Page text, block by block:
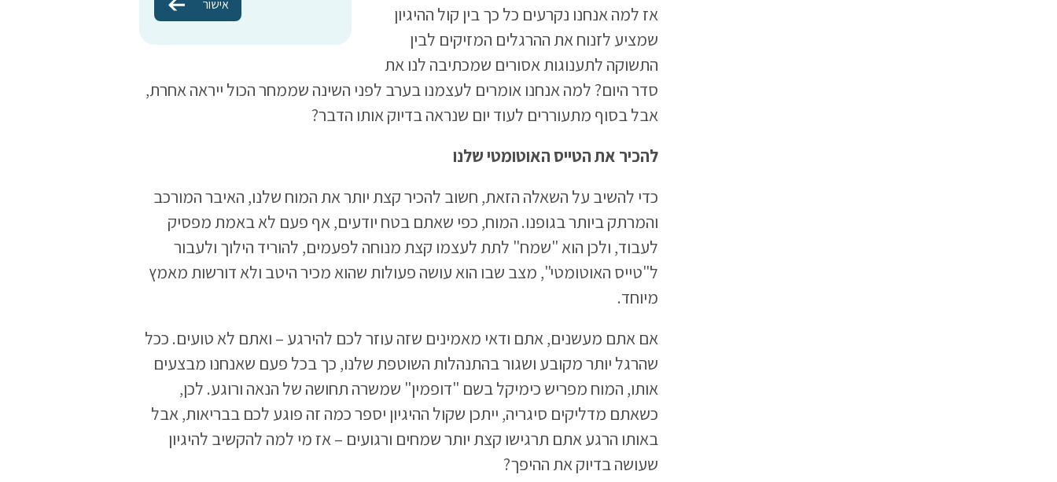
אז למה אנחנו נקרעים כל כך בין קול ההיגיון
שמציע לזנוח את ההרגלים המזיקים לבין
התשוקה לתענוגות אסורים שמכתיבה לנו את
סדר היום? למה אנחנו אומרים לעצמנו בערב לפני השינה שממחר הכול ייראה אחרת,
אבל בסוף מתעוררים לעוד יום שנראה בדיוק אותו הדבר?
להכיר את הטייס האוטומטי שלנו
כדי להשיב על השאלה הזאת, חשוב להכיר קצת יותר את המוח שלנו, האיבר המורכב
והמרתק ביותר בגופנו. המוח, כפי שאתם בטח יודעים, אף פעם לא באמת מפסיק
לעבוד, ולכן הוא "שמח" לתת לעצמו קצת מנוחה לפעמים, להוריד הילוך ולעבור
ל"טייס האוטומטי", מצב שבו הוא עושה פעולות שהוא מכיר היטב ולא דורשות מאמץ
מיוחד.
אם אתם מעשנים, אתם ודאי מאמינים שזה עוזר לכם להירגע – ואתם לא טועים. ככל
שהרגל יותר מקובע ושגור בהתנהלות השוטפת שלנו, כך בכל פעם שאנחנו מבצעים
אותו, המוח מפריש כימיקל בשם "דופמין" שמשרה תחושה של הנאה ורוגע. לכן,
כשאתם מדליקים סיגריה, ייתכן שקול ההיגיון יספר כמה זה פוגע לכם בבריאות, אבל
באותו הרגע אתם תרגישו קצת יותר שמחים ורגועים – אז מי למה להקשיב להיגיון
שעושה בדיוק את ההיפך?